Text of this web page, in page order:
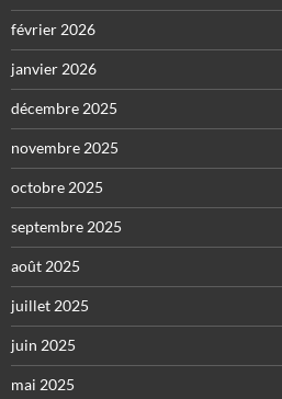
février 2026
janvier 2026
décembre 2025
novembre 2025
octobre 2025
septembre 2025
août 2025
juillet 2025
juin 2025
mai 2025